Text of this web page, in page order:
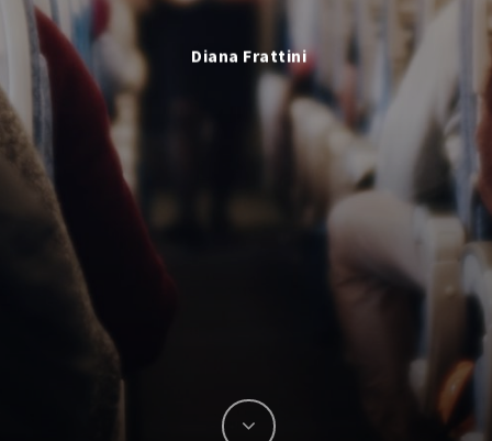
Diana Frattini